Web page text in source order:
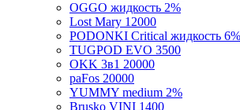
Lost Mary 12000
PODONKI Critical жидкость 6%
TUGPOD EVO 3500
OKK 3в1 20000
paFos 20000
YUMMY medium 2%
Brusko VINI 1400